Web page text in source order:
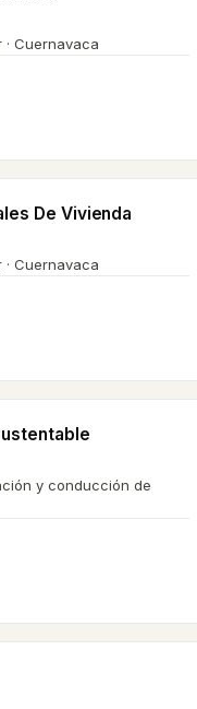
Cuernavaca
De Vivienda
Cuernavaca
y conducción de